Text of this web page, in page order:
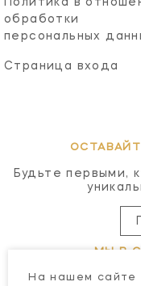
обработки
персональных
Страница входа
Будьте первыми,
МЫ В
На нашем сайте